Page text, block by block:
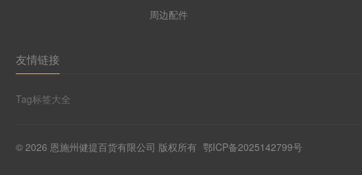
周边配件
友情链接
Tag标签大全
©2026 恩施州健提百货有限公司 版权所有 鄂ICP备2025142799号